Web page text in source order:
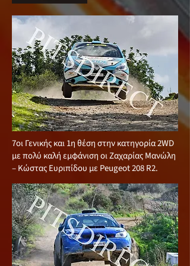
7οι Γενικής και 1η θέση στην κατηγορία 2WD
με πολύ καλή εμφάνιση οι Ζαχαρίας Μανώλη
– Κώστας Ευριπίδου με Peugeot 208 R2.